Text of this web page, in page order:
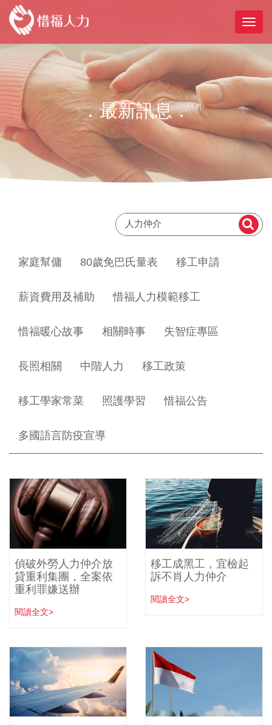
．最新訊息．
家庭幫傭 80歲免巴氏量表 移工申請
薪資費用及補助 惜福人力模範移工
惜福暖心故事 相關時事 失智症專區
長照相關 中階人力 移工政策
移工學家常菜 照護學習 惜福公告
多國語言防疫宣導
偵破外勞人力仲介放
貸重利集團，全案依
重利罪嫌送辦
閱讀全文>
移工成黑工，宜檢起
訴不肖人力仲介
閱讀全文>